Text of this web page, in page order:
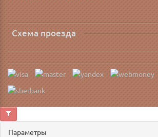
Схема проезда
Параметры